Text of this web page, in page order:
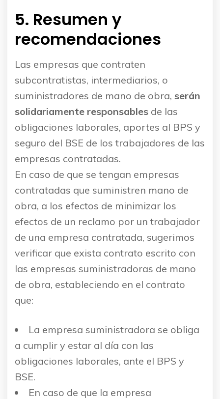
5. Resumen y
recomendaciones
Las empresas que contraten
subcontratistas, intermediarios, o
suministradores de mano de obra, serán
solidariamente responsables de las
obligaciones laborales, aportes al BPS y
seguro del BSE de los trabajadores de las
empresas contratadas.
En caso de que se tengan empresas
contratadas que suministren mano de
obra, a los efectos de minimizar los
efectos de un reclamo por un trabajador
de una empresa contratada, sugerimos
verificar que exista contrato escrito con
las empresas suministradoras de mano
de obra, estableciendo en el contrato
que:
La empresa suministradora se obliga
a cumplir y estar al día con las
obligaciones laborales, ante el BPS y
BSE.
En caso de que la empresa